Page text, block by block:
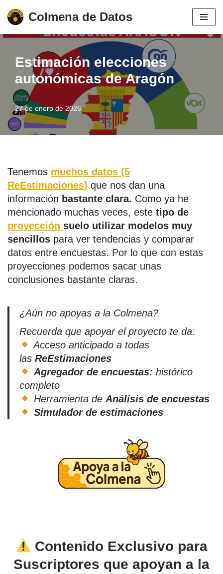
Saltar
contenido
Colmena de Datos
Estimación elecciones
autonómicas de Aragón
27 de enero de 2026
Tenemos muchos datos (5
ReEstimaciones) que nos dan una
información bastante clara. Como ya he
mencionado muchas veces, este tipo de
proyección suelo utilizar modelos muy
sencillos para ver tendencias y comparar
datos entre encuestas. Por lo que con estas
proyecciones podemos sacar unas
conclusiones bastante claras.
¿Aún no apoyas a la Colmena?
Recuerda que apoyar el proyecto te da:
Acceso anticipado a todas
las ReEstimaciones
Agregador de encuestas: histórico
completo
Herramienta de Análisis de encuestas
Simulador de estimaciones
Contenido Exclusivo para
Suscriptores que apoyan a la